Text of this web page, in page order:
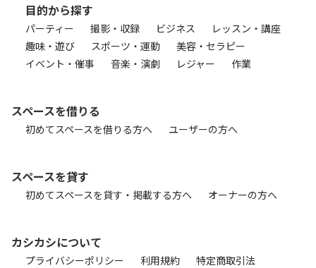
目的から探す
パーティー 撮影・収録 ビジネス
レッスン・講座
趣味・遊び
スポーツ・運動
美容・セラピー
イベント・催事
音楽・演劇 レジャー 作業
スペースを借りる
初めてスペースを借りる方へ ユーザーの方へ
スペースを貸す
初めてスペースを貸す・掲載する方へ オーナーの方へ
カシカシについて
プライバシーポリシー 利用規約
特定商取引法